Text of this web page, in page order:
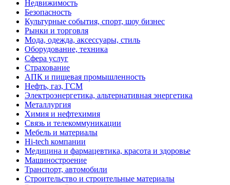
Недвижимость
Безопасность
Культурные события, спорт, шоу бизнес
Рынки и торговля
Мода, одежда, аксессуары, стиль
Оборудование, техника
Сфера услуг
Страхование
АПК и пищевая промышленность
Нефть, газ, ГСМ
Электроэнергетика, альтернативная энергетика
Металлургия
Химия и нефтехимия
Связь и телекоммуникации
Мебель и материалы
Hi-tech компании
Медицина и фармацевтика, красота и здоровье
Машиностроение
Транспорт, автомобили
Строительство и строительные материалы